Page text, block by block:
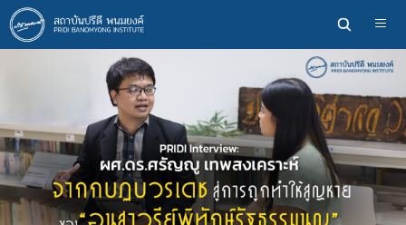
ข้าม
ไป
ยัง